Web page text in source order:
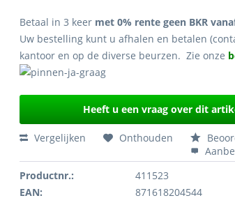
Betaal in 3 keer met 0% rente geen BKR
Uw bestelling kunt u afhalen en betalen
kantoor en op de diverse beurzen. Zie onze
Heeft u een vraag over dit
Vergelijken Onthouden
Productnr.:
411523
EAN:
871618204544